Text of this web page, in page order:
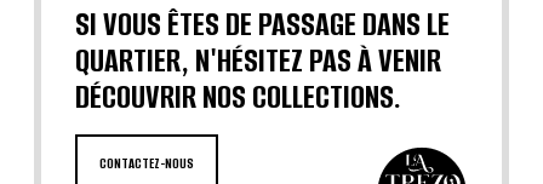
SI VOUS ÊTES DE PASSAGE DANS LE
QUARTIER, N'HÉSITEZ PAS À VENIR
DÉCOUVRIR NOS COLLECTIONS.
CONTACTEZ-NOUS